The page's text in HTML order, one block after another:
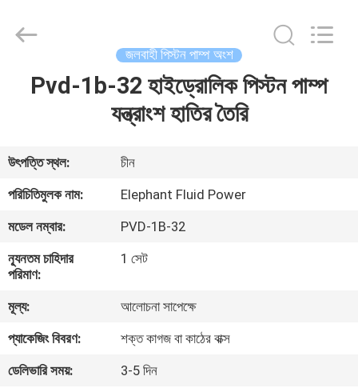
আমাদের
সম্পর্কে
কারখানা
ভ্রমণ
মান
নিয়ন্ত্রণ
Power
Co.,Ltd.
Reserved.
জলবাহী পিস্টন পাম্প অংশ
Pvd-1b-32 হাইড্রোলিক পিস্টন পাম্প
যন্ত্রাংশ হাতির তৈরি
উৎপত্তি স্থল:
চীন
পরিচিতিমুলক নাম:
Elephant Fluid Power
মডেল নম্বার:
PVD-1B-32
ন্যূনতম চাহিদার
পরিমাণ:
1 সেট
মূল্য:
আলোচনা সাপেক্ষে
প্যাকেজিং বিবরণ:
শক্ত কাগজ বা কাঠের বাক্স
ডেলিভারি সময়:
3-5 দিন